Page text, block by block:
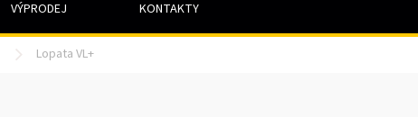
VÝPRODEJ KONTAKTY
Lopata VL+